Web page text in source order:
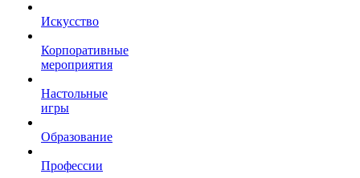
Искусство
Корпоративные
мероприятия
Настольные
игры
Образование
Профессии